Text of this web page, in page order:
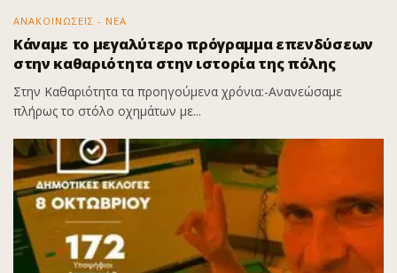
ΑΝΑΚΟΙΝΩΣΕΙΣ - ΝΕΑ
Κάναμε το μεγαλύτερο πρόγραμμα επενδύσεων
στην καθαριότητα στην ιστορία της πόλης
Στην Καθαριότητα τα προηγούμενα χρόνια:-Ανανεώσαμε
πλήρως το στόλο οχημάτων με...